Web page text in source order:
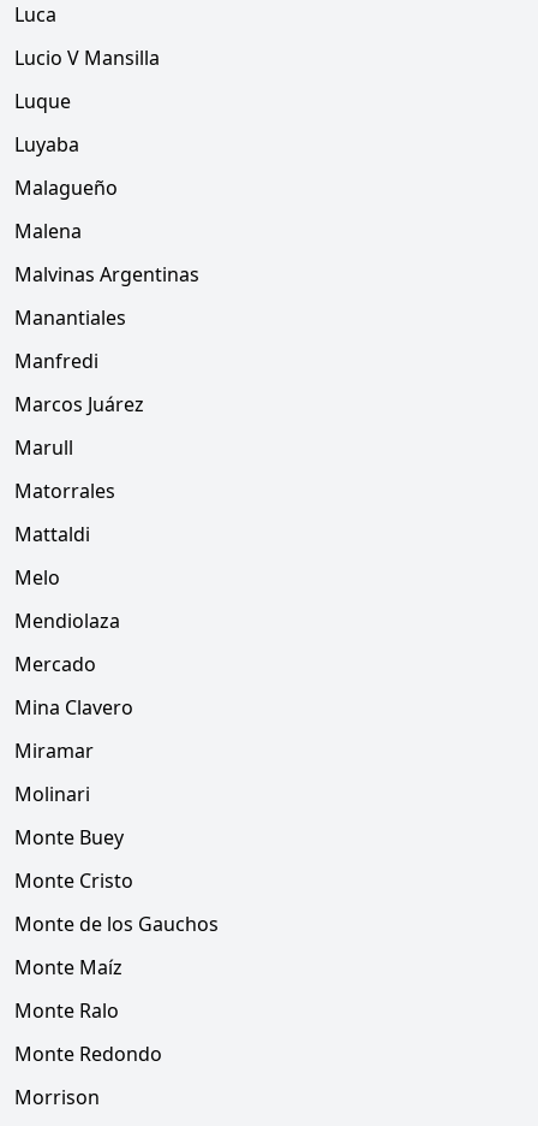
Luca
Lucio V Mansilla
Luque
Luyaba
Malagueño
Malena
Malvinas Argentinas
Manantiales
Manfredi
Marcos Juárez
Marull
Matorrales
Mattaldi
Melo
Mendiolaza
Mercado
Mina Clavero
Miramar
Molinari
Monte Buey
Monte Cristo
Monte de los Gauchos
Monte Maíz
Monte Ralo
Monte Redondo
Morrison